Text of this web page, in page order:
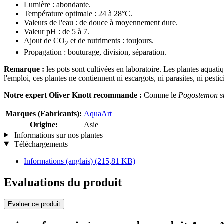
Lumière : abondante.
Température optimale : 24 à 28°C.
Valeurs de l'eau : de douce à moyennement dure.
Valeur pH : de 5 à 7.
Ajout de CO2 et de nutriments : toujours.
Propagation : bouturage, division, séparation.
Remarque : les pots sont cultivées en laboratoire. Les plantes
l'emploi, ces plantes ne contiennent ni escargots, ni parasites, ni
Notre expert Oliver Knott recommande : Comme le Pogostemon
Marques (Fabricants): AquaArt
Origine:
Asie
Informations sur nos plantes
Téléchargements
Informations (anglais) (215,81 KB)
Evaluations du produit
Evaluer ce produit